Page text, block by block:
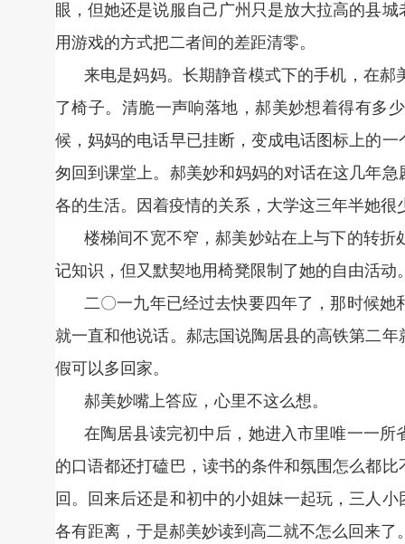
眼，但她还是说服自己广州只是放大拉高的县
用游戏的方式把二者间的差距清零。
来电是妈妈。长期静音模式下的手机，在
了椅子。清脆一声响落地，郝美妙想着得有多
候，妈妈的电话早已挂断，变成电话图标上的
匆回到课堂上。郝美妙和妈妈的对话在这几年
各的生活。因着疫情的关系，大学这三年半她
楼梯间不宽不窄，郝美妙站在上与下的转
记知识，但又默契地用椅凳限制了她的自由活
二〇一九年已经过去快要四年了，那时候
就一直和他说话。郝志国说陶居县的高铁第二
假可以多回家。
郝美妙嘴上答应，心里不这么想。
在陶居县读完初中后，她进入市里唯一一
的口语都还打磕巴，读书的条件和氛围怎么都
回。回来后还是和初中的小姐妹一起玩，三人
各有距离，于是郝美妙读到高二就不怎么回来了